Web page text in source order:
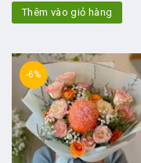
Thêm vào giỏ hàng
-6%